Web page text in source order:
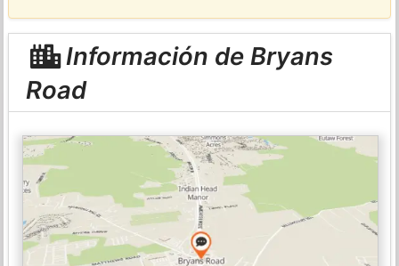
Información de Bryans
Road